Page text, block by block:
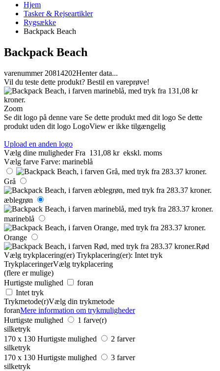
Hjem
Tasker & Rejseartikler
Rygsække
Backpack Beach
Backpack Beach
varenummer 20814202Henter data...
Vil du teste dette produkt? Bestil en vareprøve!
Zoom
Se dit logo på denne vare Se dette produkt med dit logo Se dette
produkt uden dit logo LogoView er ikke tilgængelig
Upload en anden logo
Vælg dine muligheder Fra 131,08 kr ekskl. moms
Vælg farve Farve: marineblå
Grå
æblegrøn
marineblå
Orange
Rød
Vælg trykplacering(er) Trykplacering(er): Intet tryk
TrykplaceringerVælg trykplacering
(flere er mulige)
Hurtigste mulighed
foran
Intet tryk
Trykmetode(r)Vælg din trykmetode
foranMere information om trykmuligheder
Hurtigste mulighed
1 farve(r)
silketryk
170 x 130 Hurtigste mulighed
2 farver
silketryk
170 x 130 Hurtigste mulighed
3 farver
silketryk